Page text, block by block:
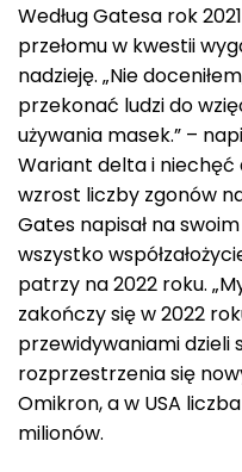
Według Gatesa rok
przełomu w kwestii
nadzieję. „Nie
przekonać ludzi do
używania masek.” –
Wariant delta i niechęć
wzrost liczby zgonów
Gates napisał na
wszystko
patrzy na 2022 roku.
zakończy się w 2022
przewidywaniami dzieli
rozprzestrzenia się
Omikron, a w USA
milionów.